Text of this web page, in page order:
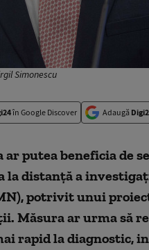
Simonescu
în Google Discover Adaugă
putea beneficia de
la distanță a
potrivit unui
Măsura ar urma să
rapid la diagnostic,